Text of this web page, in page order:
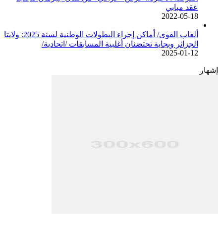
عقد مبابي
2022-05-18
ألعاب القوى/ أماكن إجراء البطولات الوطنية لسنة 2025: ولايتا
الجزائر وبجاية تحتضنان أغلبية المسابقات /اتحادية/
2025-01-12
إشهار